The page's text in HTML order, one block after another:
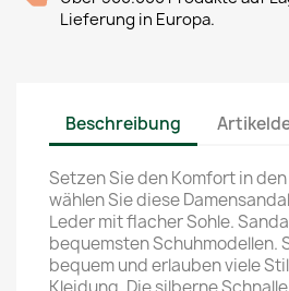
Lieferung in Europa.
Beschreibung
Setzen Sie den Komfort in
wählen Sie diese
Leder mit flacher Sohle.
bequemsten Schuhmodellen.
bequem und erlauben viele